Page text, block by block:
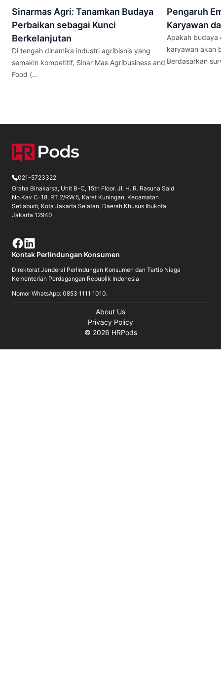
Sinarmas Agri: Tanamkan Budaya
Perbaikan sebagai Kunci
Berkelanjutan
Di tengah dinamika industri agribisnis yang
semakin kompetitif, Sinar Mas Agribusiness and
Food (...
Pengaruh
Karyawan
Apakah budaya
karyawan akan
Berdasarkan
021-5723322
Graha Binakarsa, Unit B-C, 15th Floor. Jl. H. R. Rasuna Said
No.Kav C-18, RT.2/RW.5, Karet Kuningan, Kecamatan
Setiabudi, Kota Jakarta Selatan, Daerah Khusus Ibukota
Jakarta 12940
Kontak Perlindungan Konsumen
Direktorat Jenderal Perlindungan Konsumen dan Tertib Niaga
Kementerian Perdagangan Republik Indonesia
Nomor WhatsApp: 0853 1111 1010.
About Us
Privacy Policy
© 2026 HRPods